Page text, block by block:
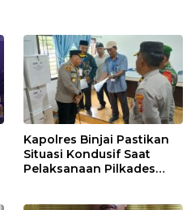
Kapolres Binjai Pastikan
Situasi Kondusif Saat
Pelaksanaan Pilkades